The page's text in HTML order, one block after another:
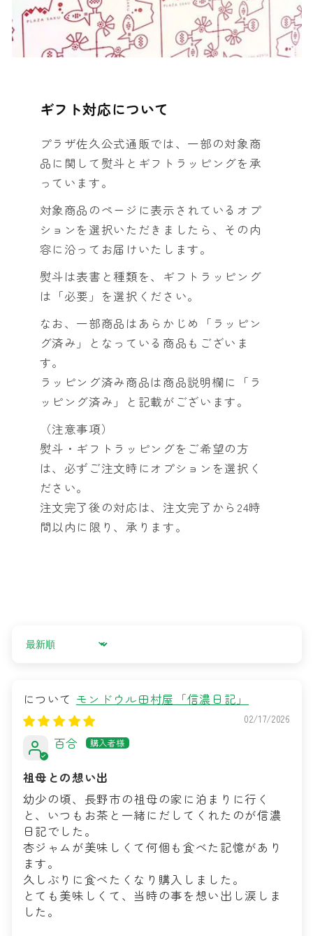
ギフト対応について
プラザ佐久公式通販では、一部の対象商
品に関して熨斗とギフトラッピングを承
っています。
対象商品のページに表示されているオプ
ションを選択いただきましたら、その内
容に沿ってお届けいたします。
熨斗は表書と種類を、ギフトラッピング
は「必要」を選択ください。
なお、一部商品はあらかじめ「ラッピン
グ済み」となっている商品もございま
す。
ラッピング済み商品は商品説明欄に「ラ
ッピング済み」と記載がございます。
（注意事項）
熨斗・ギフトラッピングをご希望の方
は、必ずご注文時にオプションを選択く
ださい。
注文完了後の対応は、注文完了から24時
間以内に限り、承ります。
Sort by
モンドウル田村屋「信濃日記」
02/17/2026
百合
祖母との想い出
幼少の頃、長野市の祖母の家に泊まりに行く
と、いつもお茶と一緒にだしてくれたのが信濃
日記でした。
杏ジャムが美味しくて何個も食べた記憶があり
ます。
久しぶりに食べたくなり購入しました。
とても美味しくて、当時の事を想い出し涙しま
した。